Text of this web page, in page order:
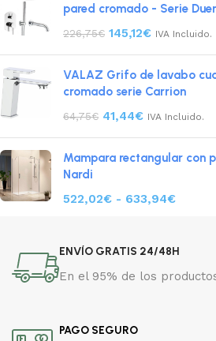
pared cromado - Serie
226,75€ 145,12€ IVA Incluido.
VALAZ Grifo de lavabo
cromado serie Carrion
64,75€ 41,44€ IVA Incluido.
Mampara rectangular con
Nardi
522,02€ - 633,94€
ENVÍO GRATIS 24/48H
En el 95% de los
PAGO SEGURO